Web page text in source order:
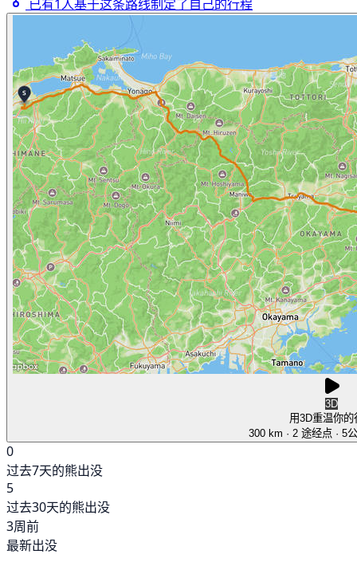
已有1人基于这条路线制定了自己的行程
3D
用3D重温你的
300 km · 2 途经点· 5
0
过去7天的熊出没
5
过去30天的熊出没
3周前
最新出没